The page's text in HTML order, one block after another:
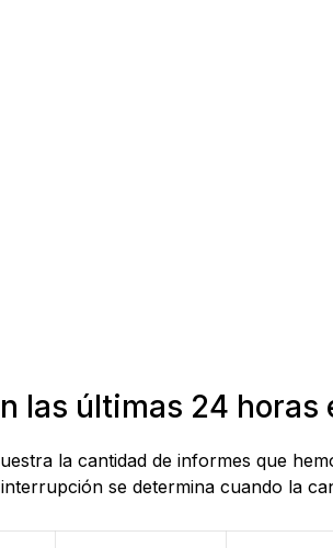
las últimas 24 horas
la cantidad de informes que
se determina cuando la